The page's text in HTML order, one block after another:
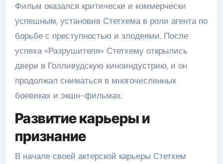
Фильм оказался критически и коммерчески
успешным, установив Стетхема в роли агента по
борьбе с преступностью и злодеями. После
успеха «Разрушителя» Стетхему открылись
двери в Голливудскую киноиндустрию, и он
продолжал сниматься в многочисленных
боевиках и экшн-фильмах.
Развитие карьеры и
признание
В начале своей актерской карьеры Стетхем